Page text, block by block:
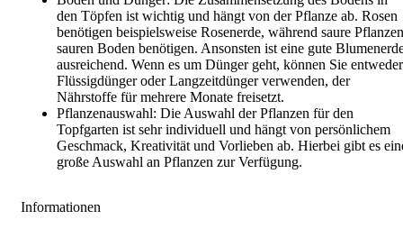
den Töpfen ist wichtig und hängt von der Pflanze ab. Rosen
benötigen beispielsweise Rosenerde, während saure Pflanzen
sauren Boden benötigen. Ansonsten ist eine gute
ausreichend. Wenn es um Dünger geht, können Sie entweder
Flüssigdünger oder Langzeitdünger verwenden, der
Nährstoffe für mehrere Monate freisetzt.
Pflanzenauswahl: Die Auswahl der Pflanzen für den
Topfgarten ist sehr individuell und hängt von persönlichem
Geschmack, Kreativität und Vorlieben ab. Hierbei gibt es
große Auswahl an Pflanzen zur Verfügung.
Informationen